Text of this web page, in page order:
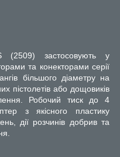
(2509) застосовують у
та конекторами серії
більшого діаметру на
пістолетів або дощовиків
Робочий тиск до 4
з якісного пластику
дії розчинів добрив та